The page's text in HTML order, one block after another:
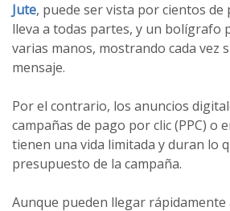
Jute, puede ser vista por cientos de
lleva a todas partes, y un bolígrafo
varias manos, mostrando cada vez
mensaje.
Por el contrario, los anuncios
campañas de pago por clic (PPC) o
tienen una vida limitada y duran lo
presupuesto de la campaña.
Aunque pueden llegar rápidamente